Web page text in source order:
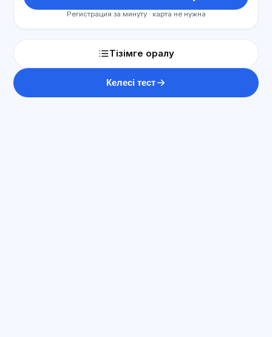
Регистрация за минуту · карта не нужна
Тізімге оралу
Келесі тест